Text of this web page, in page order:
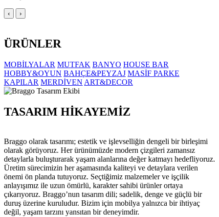
‹ ›
ÜRÜNLER
MOBİLYALAR MUTFAK BANYO HOUSE BAR
HOBBY&OYUN BAHÇE&PEYZAJ MASİF PARKE
KAPILAR MERDİVEN ART&DECOR
TASARIM HİKAYEMİZ
Braggo olarak tasarımı; estetik ve işlevselliğin dengeli bir birleşimi
olarak görüyoruz. Her ürünümüzde modern çizgileri zamansız
detaylarla buluşturarak yaşam alanlarına değer katmayı hedefliyoruz.
Üretim sürecimizin her aşamasında kaliteyi ve detaylara verilen
önemi ön planda tutuyoruz. Seçtiğimiz malzemeler ve işçilik
anlayışımız ile uzun ömürlü, karakter sahibi ürünler ortaya
çıkarıyoruz. Braggo’nun tasarım dili; sadelik, denge ve güçlü bir
duruş üzerine kuruludur. Bizim için mobilya yalnızca bir ihtiyaç
değil, yaşam tarzını yansıtan bir deneyimdir.